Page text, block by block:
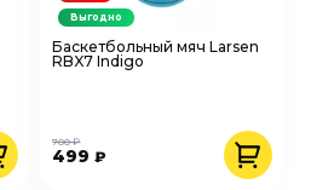
Баскетбольный мяч Larsen
RBX7 Indigo
499₽
700 ₽
Выгодно